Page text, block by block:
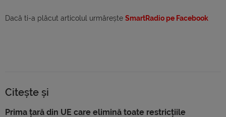
Dacă ti-a plăcut articolul urmărește SmartRadio pe Facebook
Citește și
Prima țară din UE care elimină toate restricțiile